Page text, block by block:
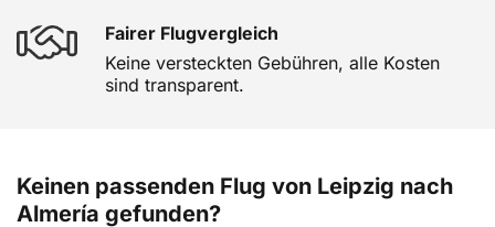
Fairer Flugvergleich
Keine versteckten Gebühren, alle Kosten
sind transparent.
Keinen passenden Flug von Leipzig nach
Almería gefunden?